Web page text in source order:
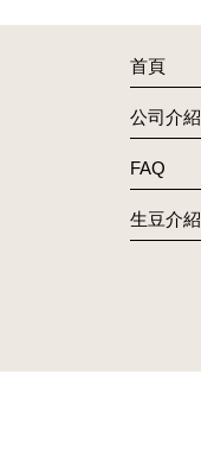
首頁
公司介紹
FAQ
生豆介紹